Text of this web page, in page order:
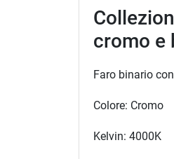
cromo e
Faro binario
Colore: Cromo
Kelvin: 4000K